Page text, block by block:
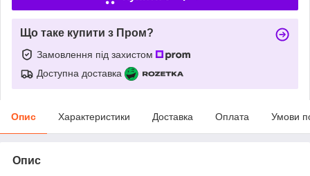
Що таке купити з Пром?
Замовлення під захистом
Доступна доставка
Опис Характеристики Доставка Оплата Умови
Опис